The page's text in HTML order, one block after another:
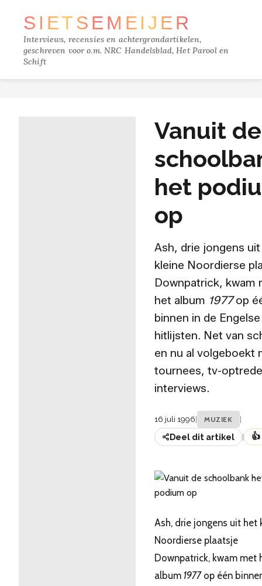
SIETSE MEIJER
Interviews, recensies en achtergrondartikelen,
geschreven voor o.m. NRC Handelsblad, Het Parool en
Schift
Vanuit de
het
op
Ash, drie jongens
kleine Noordierse
Downpatrick, kwam
het album 1977op
binnen in de Engelse
hitlijsten. Net van
en nu al volgeboekt
tournees, tv-
interviews.
16 juli 1996| MUZIEK |
Deel dit artikel | 👍
Ash, drie jongens uit het
Noordierse plaatsje
Downpatrick, kwam met
album 1977op één